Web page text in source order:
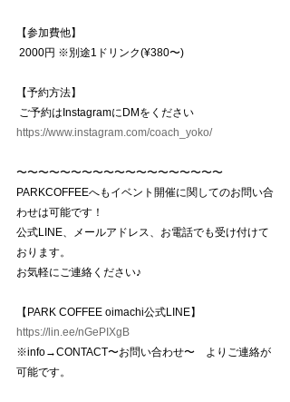
【参加費他】
2000円 ※別途1ドリンク(¥380〜)
【予約方法】
ご予約はInstagramにDMをください
https://www.instagram.com/coach_yoko/
〜〜〜〜〜〜〜〜〜〜〜〜〜〜〜〜〜〜〜
PARKCOFFEEへもイベント開催に関してのお問い合
わせは可能です！
公式LINE、メールアドレス、お電話でも受け付けて
おります。
お気軽にご連絡ください♪
【PARK COFFEE oimachi公式LINE】
https://lin.ee/nGePIXgB
※info→CONTACT〜お問い合わせ〜　よりご連絡が
可能です。